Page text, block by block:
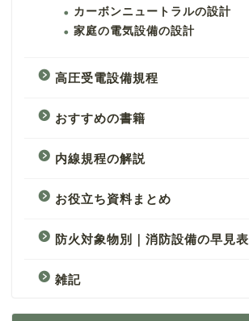
カーボンニュートラルの設計
家庭の電気設備の設計
高圧受電設備規程
おすすめの書籍
内線規程の解説
お役立ち資料まとめ
防火対象物別｜消防設備の早見表
雑記